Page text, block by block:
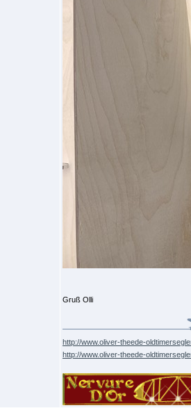
Gruß Olli
http://www.oliver-theede-
http://www.oliver-theede-